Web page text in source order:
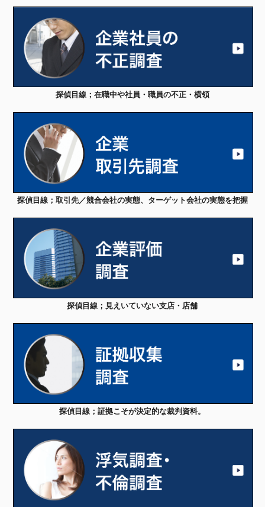
探偵目線；在職中や社員・職員の不正・横領
探偵目線；取引先／競合会社の実態、ターゲット会社の実態を把握
探偵目線；見えいていない支店・店舗
探偵目線；証拠こそが決定的な裁判資料。